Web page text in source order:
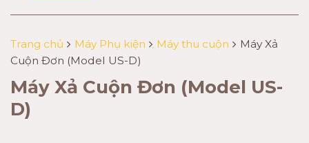
Trang chủ Máy Phụ kiện Máy thu cuộn
Máy Xả
Cuộn Đơn (Model US-D)
Máy Xả Cuộn Đơn (Model US-
D)